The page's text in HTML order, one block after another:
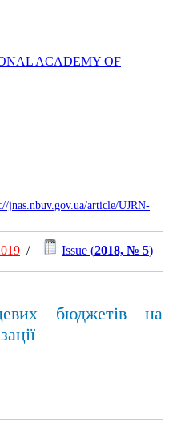
ACADEMY OF
jnas.nbuv.gov.ua/article/UJRN-
/ Issue (2018, № 5)
бюджетів на